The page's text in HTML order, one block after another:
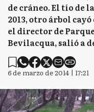
de cráneo. El tío de
2013, otro árbol
el director de
Bevilacqua, salió a
6 de marzo de 2014 | 17:21